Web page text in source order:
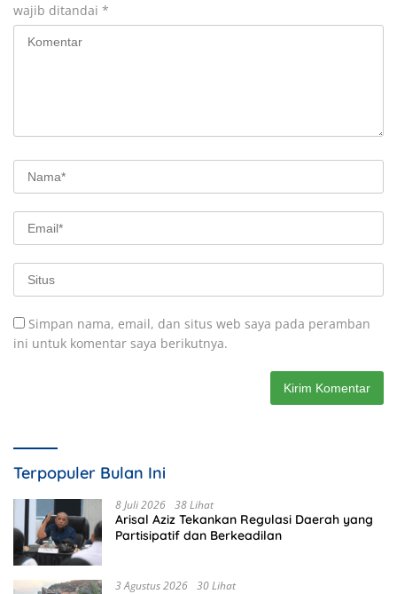
wajib ditandai *
Simpan nama, email, dan situs web saya pada peramban
ini untuk komentar saya berikutnya.
Terpopuler Bulan Ini
8 Juli 2026 38 Lihat
Arisal Aziz Tekankan Regulasi Daerah yang
Partisipatif dan Berkeadilan
3 Agustus 2026 30 Lihat